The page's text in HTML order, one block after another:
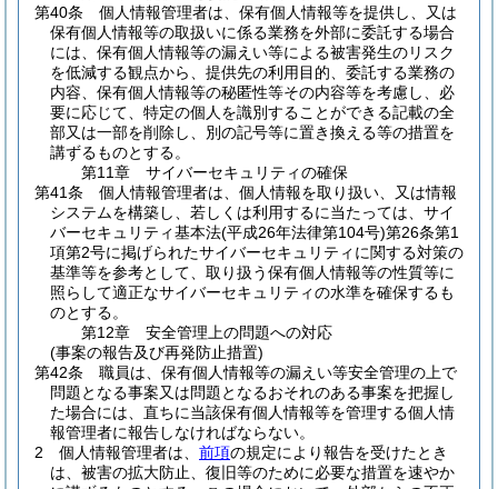
第40条
個人情報管理者は、保有個人情報等を提供し、又は
保有個人情報等の取扱いに係る業務を外部に委託する場合
には、保有個人情報等の漏えい等による被害発生のリスク
を低減する観点から、提供先の利用目的、委託する業務の
内容、保有個人情報等の秘匿性等その内容等を考慮し、必
要に応じて、特定の個人を識別することができる記載の全
部又は一部を削除し、別の記号等に置き換える等の措置を
講ずるものとする。
第11章
サイバーセキュリティの確保
第41条
個人情報管理者は、個人情報を取り扱い、又は情報
システムを構築し、若しくは利用するに当たっては、サイ
バーセキュリティ基本法(平成26年法律第104号)第26条第1
項第2号に掲げられたサイバーセキュリティに関する対策の
基準等を参考として、取り扱う保有個人情報等の性質等に
照らして適正なサイバーセキュリティの水準を確保するも
のとする。
第12章
安全管理上の問題への対応
(事案の報告及び再発防止措置)
第42条
職員は、保有個人情報等の漏えい等安全管理の上で
問題となる事案又は問題となるおそれのある事案を把握し
た場合には、直ちに当該保有個人情報等を管理する個人情
報管理者に報告しなければならない。
2
個人情報管理者は、 前項の規定により報告を受けたとき
は、被害の拡大防止、復旧等のために必要な措置を速やか